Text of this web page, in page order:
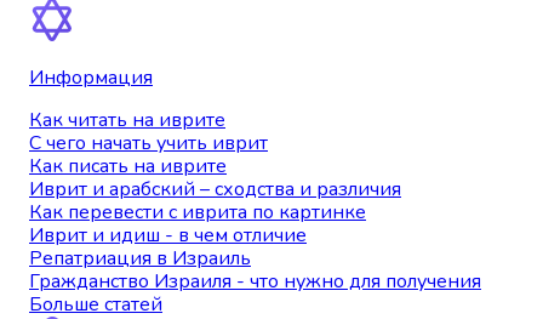
Информация
Как читать на иврите
С чего начать учить иврит
Как писать на иврите
Иврит и арабский – сходства и различия
Как перевести с иврита по картинке
Иврит и идиш - в чем отличие
Репатриация в Израиль
Гражданство Израиля - что нужно для получения
Больше статей